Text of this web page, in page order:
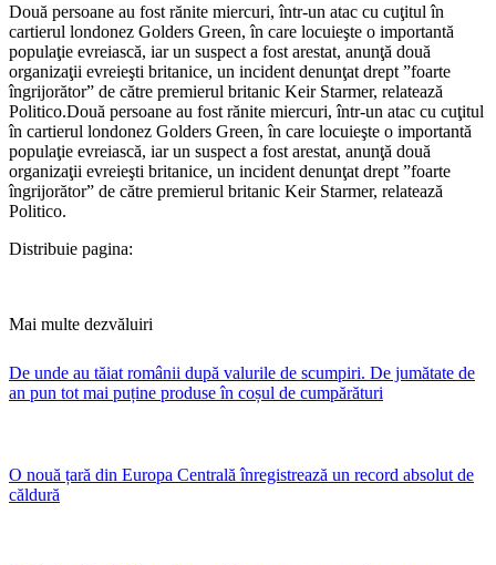
Două persoane au fost rănite miercuri, într-un atac cu cuţitul în
cartierul londonez Golders Green, în care locuieşte o importantă
populaţie evreiască, iar un suspect a fost arestat, anunţă două
organizaţii evreieşti britanice, un incident denunţat drept ”foarte
îngrijorător” de către premierul britanic Keir Starmer, relatează
Politico.​Două persoane au fost rănite miercuri, într-un atac cu cuţitul
în cartierul londonez Golders Green, în care locuieşte o importantă
populaţie evreiască, iar un suspect a fost arestat, anunţă două
organizaţii evreieşti britanice, un incident denunţat drept ”foarte
îngrijorător” de către premierul britanic Keir Starmer, relatează
Politico.
Distribuie pagina:
Mai multe dezvăluiri
De unde au tăiat românii după valurile de scumpiri. De jumătate de
an pun tot mai puține produse în coșul de cumpărături
O nouă țară din Europa Centrală înregistrează un record absolut de
căldură